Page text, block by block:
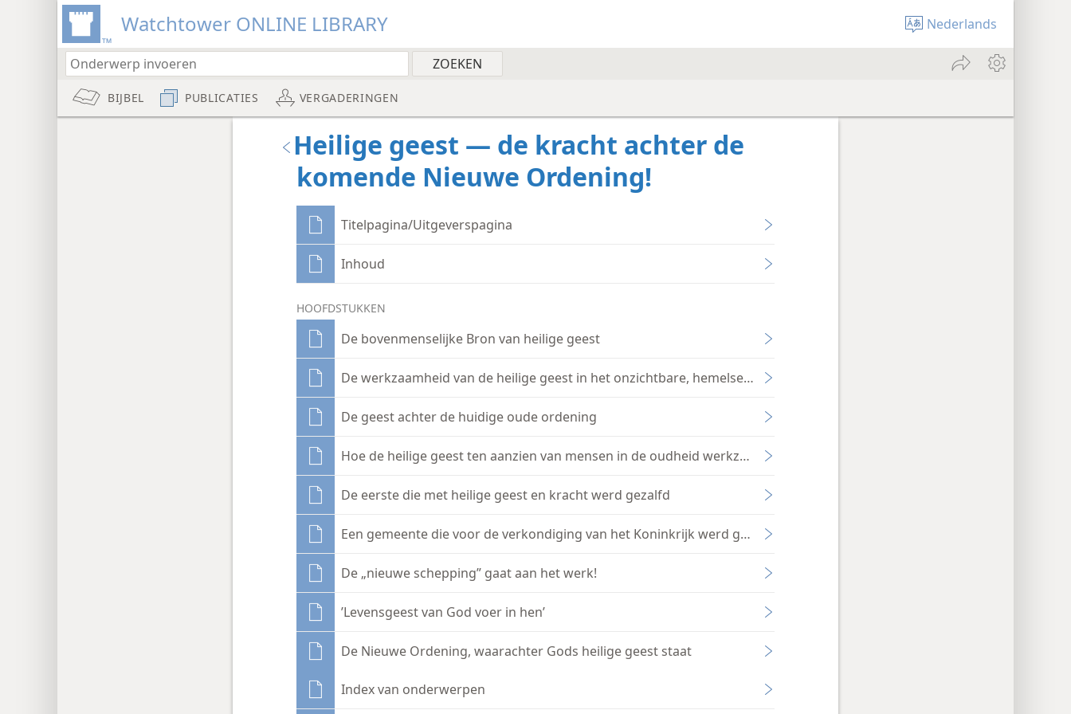
Watchtower ONLINE LIBRARY Nederlands
BIJBEL PUBLICATIES VERGADERINGEN
Heilige geest — de kracht achter de
komende Nieuwe Ordening!
Titelpagina/Uitgeverspagina
Inhoud
HOOFDSTUKKEN
De bovenmenselijke Bron van heilige geest
De werkzaamheid van de heilige geest in het onzichtbare, hemelse rijk
De geest achter de huidige oude ordening
Hoe de heilige geest ten aanzien van mensen in de oudheid werkzaam was
De eerste die met heilige geest en kracht werd gezalfd
Een gemeente die voor de verkondiging van het Koninkrijk werd gezalfd
De „nieuwe schepping” gaat aan het werk!
’Levensgeest van God voer in hen’
De Nieuwe Ordening, waarachter Gods heilige geest staat
Index van onderwerpen